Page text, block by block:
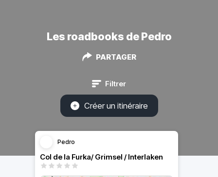
Les roadbooks de Pedro
PARTAGER
Filtrer
Créer un itinéraire
Pedro
Col de la Furka/ Grimsel / Interlaken